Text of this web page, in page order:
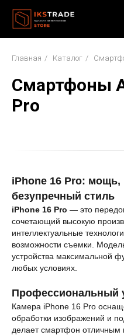
Главная / Каталог /
Смартфоны
Pro
iPhone 16 Pro: мощь,
безупречный стиль
iPhone 16 Pro — это
сочетающий высокую
интеллектуальные
возможности съемки.
устройства максимальной
любых условиях.
Профессиональный
Камера iPhone 16 Pro
обработки изображений и
делает смартфон отличным